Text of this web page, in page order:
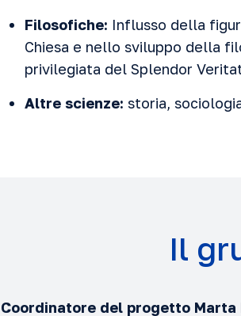
Filosofiche: Influsso della
Chiesa e nello sviluppo della
privilegiata del Splendor
Altre scienze: storia,
Il
Coordinatore del progetto Marta